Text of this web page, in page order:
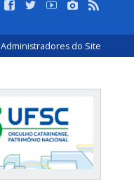
Administradores do Site